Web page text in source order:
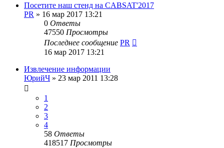
Посетите наш стенд на CABSAT'2017
PR » 16 мар 2017 13:21
0 Ответы
47550 Просмотры
Последнее сообщение PR
16 мар 2017 13:21
Извлечение информации
ЮрийЧ » 23 мар 2011 13:28
1
2
3
4
58 Ответы
418517 Просмотры